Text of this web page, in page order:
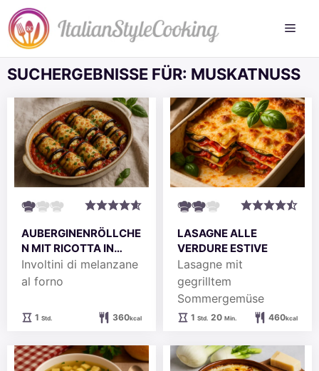
Zum
Inhalt
springen
SUCHERGEBNISSE FÜR: MUSKATNUSS
AUBERGINENRÖLLCHE
N MIT RICOTTA IN
TOMATENSOSSE
Involtini di melanzane
al forno
1Stunde
Std. 360kcal
LASAGNE ALLE
VERDURE ESTIVE
Lasagne mit
gegrilltem
Sommergemüse
1Stunde
Std. 20Minuten
Min. 460kcal